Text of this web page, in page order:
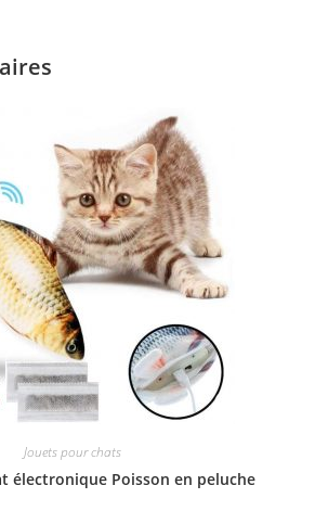
Jouets pour chats
électronique Poisson en peluche